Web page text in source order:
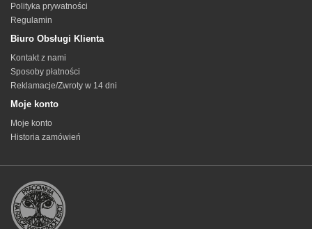
Polityka prywatności
Regulamin
Biuro Obsługi Klienta
Kontakt z nami
Sposoby płatności
Reklamacje/Zwroty w 14 dni
Moje konto
Moje konto
Historia zamówień